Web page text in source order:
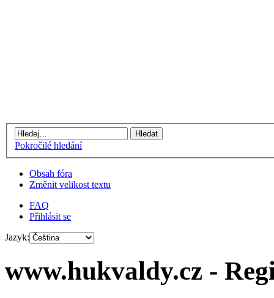
Pokročilé hledání
Obsah fóra
Změnit velikost textu
FAQ
Přihlásit se
Jazyk:
www.hukvaldy.cz -